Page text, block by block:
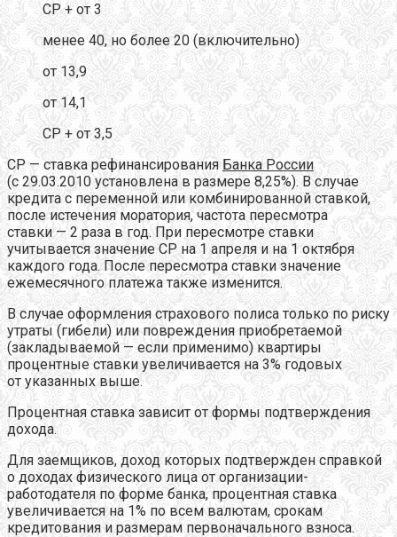
CР + от 3
менее 40, но более 20 (включительно)
от 13,9
от 14,1
CР + от 3,5
СР — ставка рефинансирования Банка России
(с 29.03.2010 установлена в размере 8,25%). В случае
кредита с переменной или комбинированной ставкой,
после истечения моратория, частота пересмотра
ставки — 2 раза в год. При пересмотре ставки
учитывается значение СР на 1 апреля и на 1 октября
каждого года. После пересмотра ставки значение
ежемесячного платежа также изменится.
В случае оформления страхового полиса только по риску
утраты (гибели) или повреждения приобретаемой
(закладываемой — если применимо) квартиры
процентные ставки увеличивается на 3% годовых
от указанных выше.
Процентная ставка зависит от формы подтверждения
дохода.
Для заемщиков, доход которых подтвержден справкой
о доходах физического лица от организации-
работодателя по форме банка, процентная ставка
увеличивается на 1% по всем валютам, срокам
кредитования и размерам первоначального взноса.